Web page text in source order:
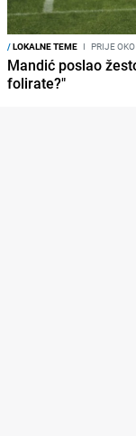
/LOKALNE TEME I PRIJE
Mandić poslao
folirate?"